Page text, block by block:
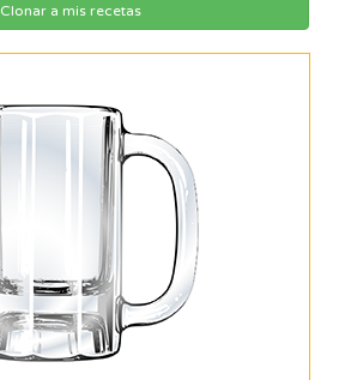
Clonar a mis recetas